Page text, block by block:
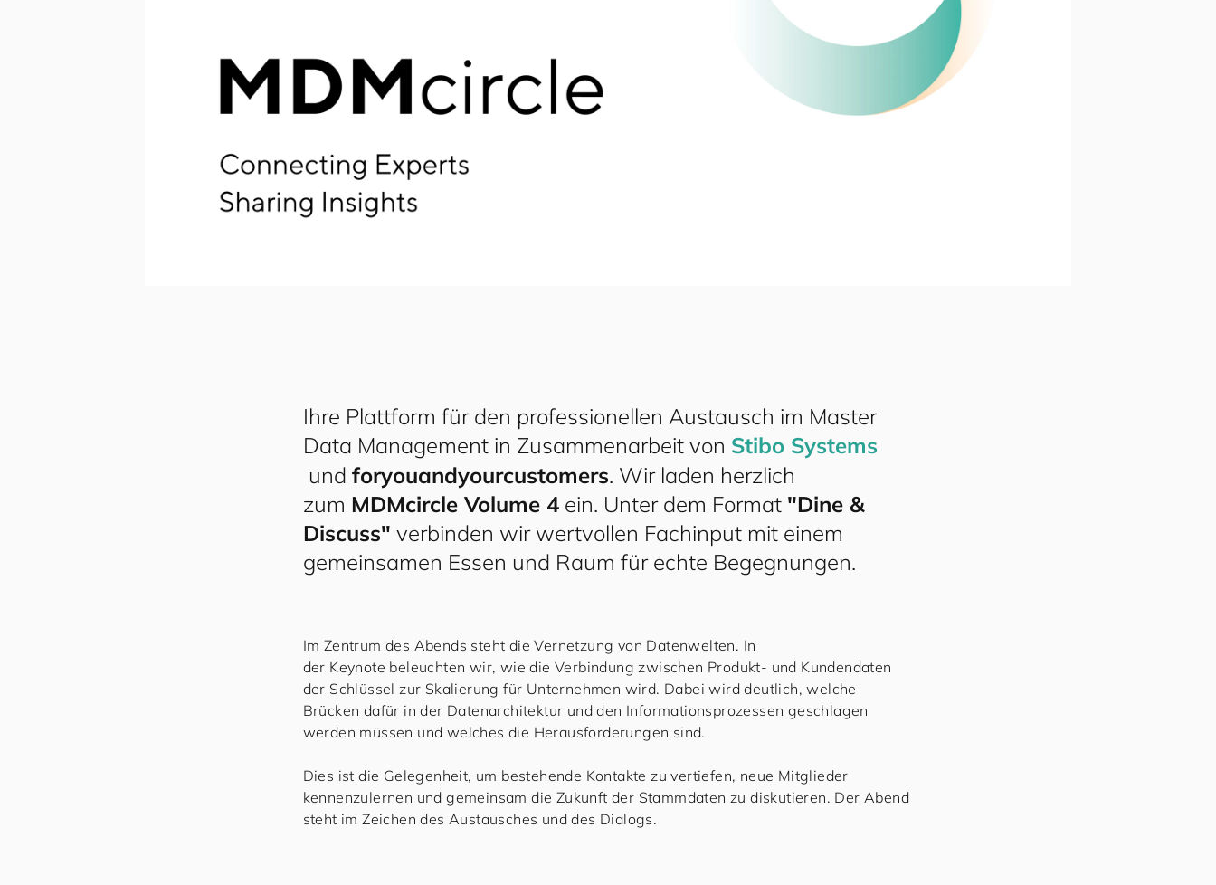
Ihre Plattform für den professionellen Austausch im Master
Data Management in Zusammenarbeit von Stibo Systems
und foryouandyourcustomers. Wir laden herzlich
zum MDMcircle Volume 4ein. Unter dem Format "Dine &
Discuss" verbinden wir wertvollen Fachinput mit einem
gemeinsamen Essen und Raum für echte Begegnungen.
Im Zentrum des Abends steht die Vernetzung von Datenwelten. In
der Keynote beleuchten wir, wie die Verbindung zwischen Produkt- und Kundendaten
der Schlüssel zur Skalierung für Unternehmen wird. Dabei wird deutlich, welche
Brücken dafür in der Datenarchitektur und den Informationsprozessen geschlagen
werden müssen und welches die Herausforderungen sind.
Dies ist die Gelegenheit, um bestehende Kontakte zu vertiefen, neue Mitglieder
kennenzulernen und gemeinsam die Zukunft der Stammdaten zu diskutieren. Der Abend
steht im Zeichen des Austausches und des Dialogs.